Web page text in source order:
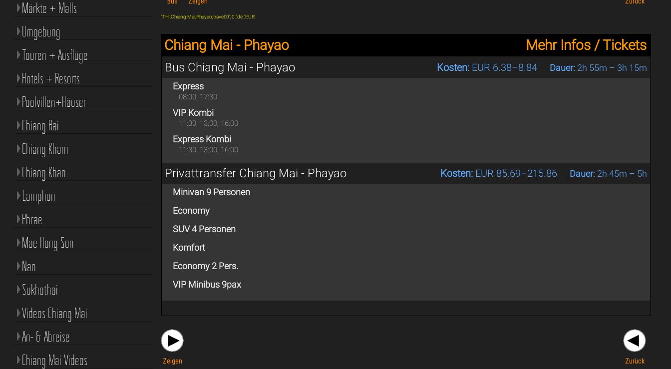
'TH',Chiang Mai,Phayao,travel,'0','0','de','EUR'
Chiang Mai - Phayao Mehr Infos / Tickets
Bus Chiang Mai - Phayao Kosten: EUR 6.38–8.84 Dauer: 2h 55m – 3h 15m
Express
08:00, 17:30
VIP Kombi
11:30, 13:00, 16:00
Express Kombi
11:30, 13:00, 16:00
Privattransfer Chiang Mai - Phayao Kosten: EUR 85.69–215.86 Dauer: 2h 45m – 5h
Minivan 9 Personen
Economy
SUV 4 Personen
Komfort
Economy 2 Pers.
VIP Minibus 9pax
Zeigen Zurück
Märkte + Malls
Umgebung
Touren + Ausflüge
Hotels + Resorts
Poolvillen+Häuser
Chiang Rai
Chiang Kham
Chiang Khan
Lamphun
Phrae
Mae Hong Son
Nan
Sukhothai
Videos Chiang Mai
An- & Abreise
Chiang Mai Videos